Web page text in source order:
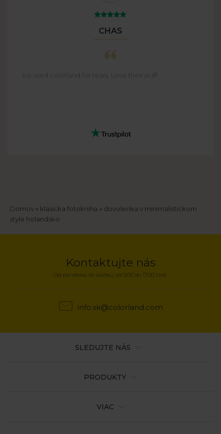
CHAS
Ive used colorland for tears. Love their stuff
Breadcrumb
Domov klasicka fotokniha
dovolenka v minimalistickom
style holandsko
Kontaktujte nás
Od pondelka do piatku, od 9:00 do 17:00 hod.
info.sk@colorland.com
PRODUKTY
VIAC
SLEDUJTE NÁS